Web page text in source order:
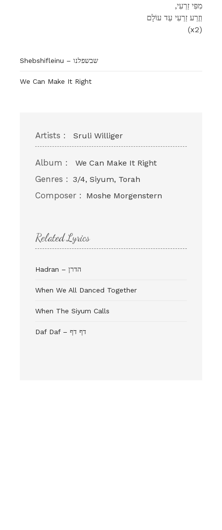
,מִפִּי זַרְעִי
וְזֶרַע זַרְעִי עַד עוֹלָם
(x2)
Shebshifleinu – שבשפלנו
We Can Make It Right
Artists : Sruli Williger
Album : We Can Make It Right
Genres : 3/4, Siyum, Torah
Composer : Moshe Morgenstern
Related Lyrics
Hadran – הדרן
When We All Danced Together
When The Siyum Calls
Daf Daf – דף דף